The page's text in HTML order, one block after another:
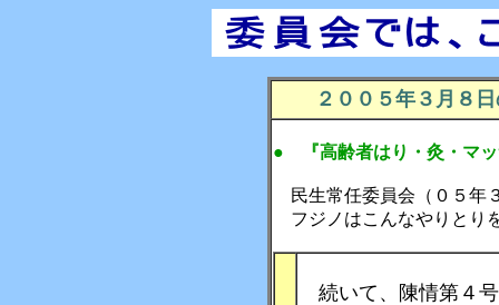
２００５年３月８
● 『高齢者はり・灸・マ
民生常任委員会（０５年
フジノはこんなやりとり
続いて、陳情第４号